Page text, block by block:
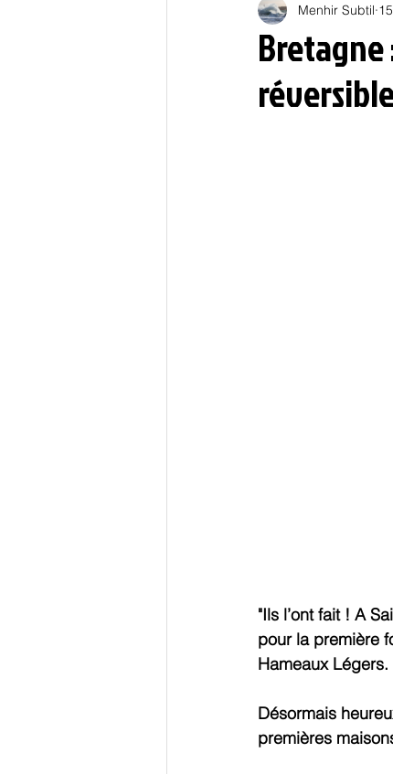
Education Energies
Oligarchie
Bretagne
Menhir Subtil
"Ils l’ont fait ! A
pour la première
Hameaux Légers.
Désormais
premières